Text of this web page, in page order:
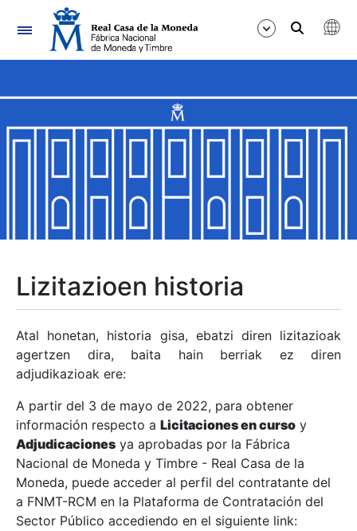
Nabigazioa
Erakutsi/Ezkutatu
Erakutsi/Ezkutatu
Erakutsi/Ezkutatu
Erakutsi/Ezkutatu
Erakutsi/Ezkutatu
Erakutsi/Ezkutatu
Erakutsi/Ezkutatu
Lizitazioen historia
Atal honetan, historia gisa, ebatzi diren lizitazioak
agertzen dira, baita hain berriak ez diren
adjudikazioak ere:
A partir del 3 de mayo de 2022, para obtener
información respecto a Licitaciones en curso y
Adjudicaciones ya aprobadas por la Fábrica
Nacional de Moneda y Timbre - Real Casa de la
Moneda, puede acceder al perfil del contratante del
a FNMT-RCM en la Plataforma de Contratación del
Sector Público accediendo en el siguiente link: